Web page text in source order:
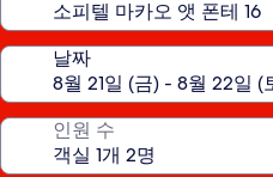
날짜
인원 수